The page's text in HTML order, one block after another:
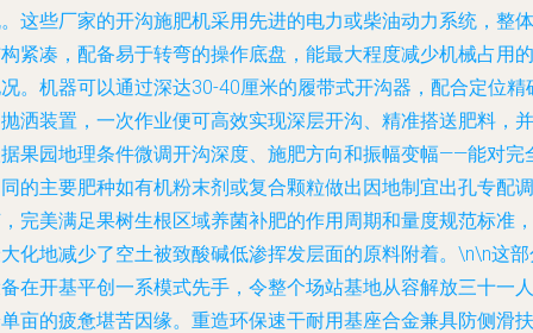
这些厂家的开沟施肥机采用先进的电力或柴油动力系统，整体
紧凑，配备易于转弯的操作底盘，能最大程度减少机械占用的
。机器可以通过深达30-40厘米的履带式开沟器，配合定位精
洒装置，一次作业便可高效实现深层开沟、精准搭送肥料，并
果园地理条件微调开沟深度、施肥方向和振幅变幅——能对完
的主要肥种如有机粉末剂或复合颗粒做出因地制宜出孔专配调
完美满足果树生根区域养菌补肥的作用周期和量度规范标准，
化地减少了空土被致酸碱低渗挥发层面的原料附着。\n\n这
在开基平创一系模式先手，令整个场站基地从容解放三十一人
亩的疲惫堪苦因缘。重造环保速干耐用基座合金兼具防侧滑扶